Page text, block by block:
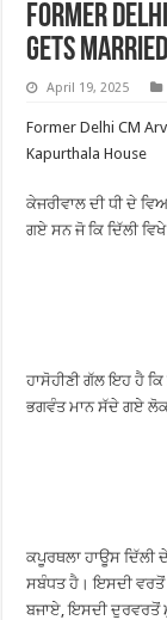
Former
gets
April 19, 2025
Former Delhi CM
Kapurthala House
ਕੇਜਰੀਵਾਲ ਦੀ ਧੀ ਦੇ
ਗਏ ਸਨ ਜੋ ਕਿ ਦਿੱਲੀ
ਹਾਸੋਹੀਣੀ ਗੱਲ ਇਹ ਹੈ
ਭਗਵੰਤ ਮਾਨ ਸੱਦੇ ਗਏ
ਕਪੂਰਥਲਾ ਹਾਊਸ ਦਿੱਲੀ
ਸਬੰਧਤ ਹੈ। ਇਸਦੀ ਵਰਤੋਂ
ਬਜਾਏ, ਇਸਦੀ ਦੁਰਵਰਤੋਂ